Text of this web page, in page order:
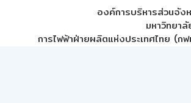
องค์การบริหารส่วนจัง
มหาวิทยา
การไฟฟ้าฝ่ายผลิตแห่งประเทศไทย (กฟ